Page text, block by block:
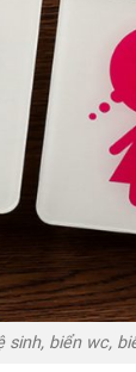
sinh, biển wc,